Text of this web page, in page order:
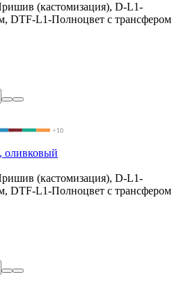
(кастомизация), D-L1-
DTF-L1-Полноцвет с трансфером
+10
оливковый
(кастомизация), D-L1-
DTF-L1-Полноцвет с трансфером